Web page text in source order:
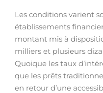
Les conditions varient
établissements
montant mis à
milliers et plusieurs
Quoique les taux
que les prêts
en retour d’une